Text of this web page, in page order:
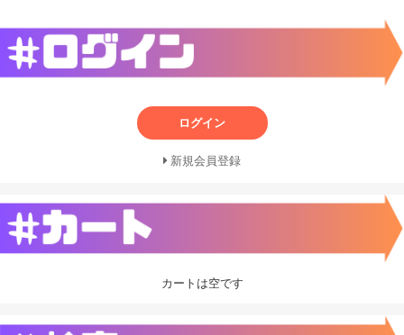
ログイン
新規会員登録
カートは空です